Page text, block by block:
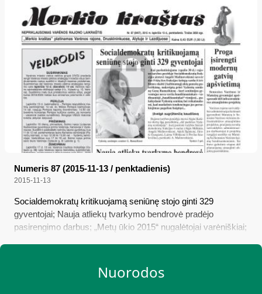
Numeris 87 (2015-11-13 / penktadienis)
2015-11-13
Socialdemokratų kritikuojamą seniūnę stojo ginti 329
gyventojai; Nauja atliekų tvarkymo bendrovė pradėjo
pasirengimo darbus; „Metų ūkio 2015“ nugalėtojai varėniškiai;
Nuorodos